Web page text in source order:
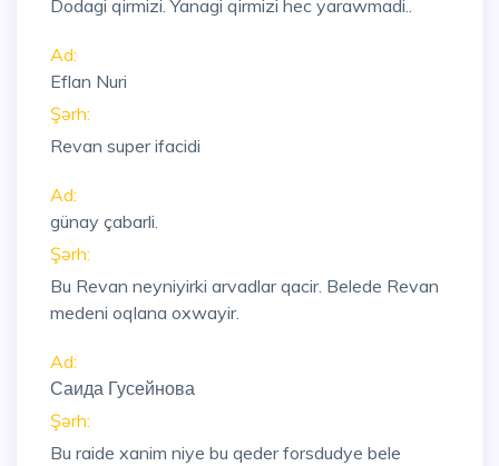
Dodagi qirmizi. Yanagi qirmizi hec yarawmadi..
Ad:
Eflan Nuri
Şərh:
Revan super ifacidi
Ad:
günay çabarli.
Şərh:
Bu Revan neyniyirki arvadlar qacir. Belede Revan
medeni oqlana oxwayir.
Ad:
Саида Гусейнова
Şərh:
Bu raide xanim niye bu qeder forsdudye bele